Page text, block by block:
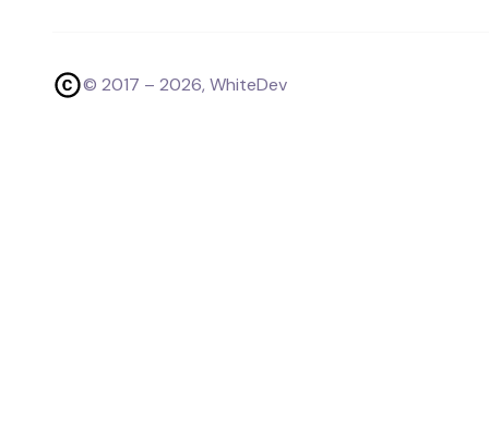
© 2017 – 2026, WhiteDev